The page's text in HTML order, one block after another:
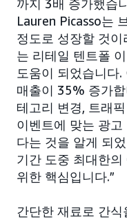
까지 3배 증가했습
Lauren Picasso는
정도로 성장할 것이
는 리테일 텐트폴
도움이 되었습니다
매출이 35% 증가
테고리 변경, 트래
이벤트에 맞는 광
다는 것을 알게 되
기간 도중 최대한
위한 핵심입니다.”
간단한 재료로 간